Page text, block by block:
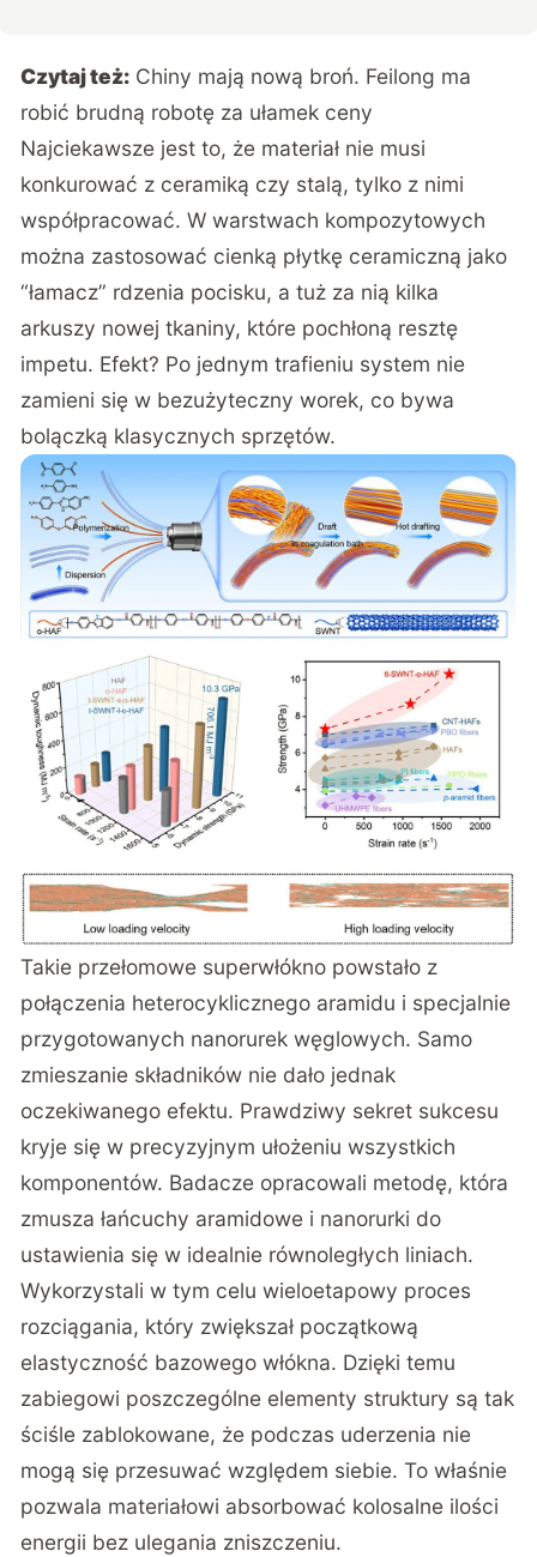
Czytaj też: Chiny mają nową broń. Feilong ma
robić brudną robotę za ułamek ceny
Najciekawsze jest to, że materiał nie musi
konkurować z ceramiką czy stalą, tylko z nimi
współpracować. W warstwach kompozytowych
można zastosować cienką płytkę ceramiczną jako
“łamacz” rdzenia pocisku, a tuż za nią kilka
arkuszy nowej tkaniny, które pochłoną resztę
impetu. Efekt? Po jednym trafieniu system nie
zamieni się w bezużyteczny worek, co bywa
bolączką klasycznych sprzętów.
Takie przełomowe superwłókno powstało z
połączenia heterocyklicznego aramidu i specjalnie
przygotowanych nanorurek węglowych. Samo
zmieszanie składników nie dało jednak
oczekiwanego efektu. Prawdziwy sekret sukcesu
kryje się w precyzyjnym ułożeniu wszystkich
komponentów. Badacze opracowali metodę, która
zmusza łańcuchy aramidowe i nanorurki do
ustawienia się w idealnie równoległych liniach.
Wykorzystali w tym celu wieloetapowy proces
rozciągania, który zwiększał początkową
elastyczność bazowego włókna. Dzięki temu
zabiegowi poszczególne elementy struktury są tak
ściśle zablokowane, że podczas uderzenia nie
mogą się przesuwać względem siebie. To właśnie
pozwala materiałowi absorbować kolosalne ilości
energii bez ulegania zniszczeniu.